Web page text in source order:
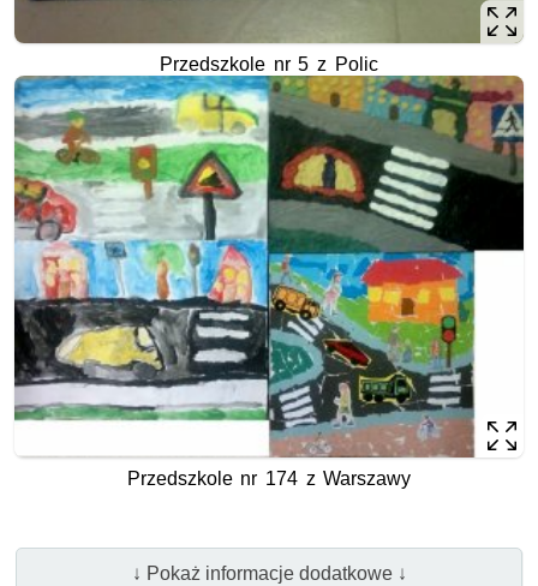
Przedszkole nr 5 z Polic
Przedszkole nr 174 z Warszawy
↓ Pokaż informacje dodatkowe ↓